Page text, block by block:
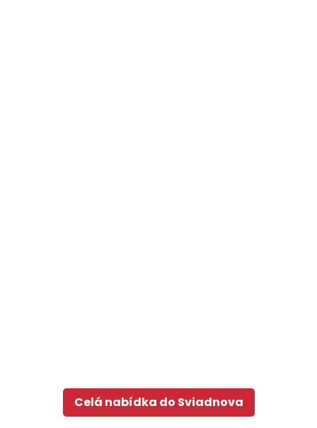
Celá nabídka do Sviadnova